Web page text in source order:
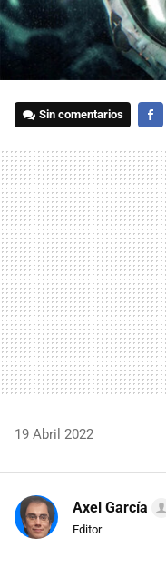
Sin comentarios
19 Abril 2022
Axel García
Editor